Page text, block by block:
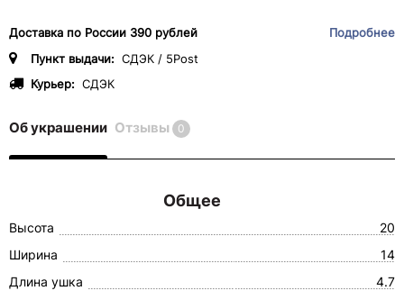
Доставка по России 390 рублей
Подробнее
Пункт выдачи: СДЭК / 5Post
Курьер: СДЭК
Об украшении Отзывы 0
Общее
Высота
20
Ширина
14
Длина ушка
4.7